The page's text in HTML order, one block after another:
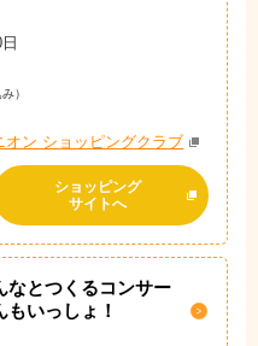
）
オン ショッピングクラブ
ショッピング
サイトへ
とつくるコンサー
いっしょ！